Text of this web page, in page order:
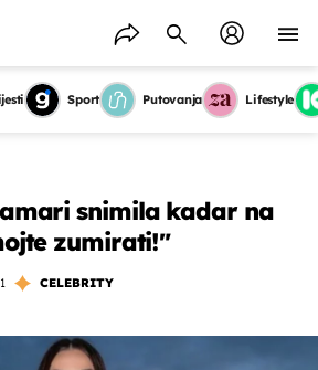
Sport Putovanja Lifestyle
snimila kadar na
zumirati!"
CELEBRITY